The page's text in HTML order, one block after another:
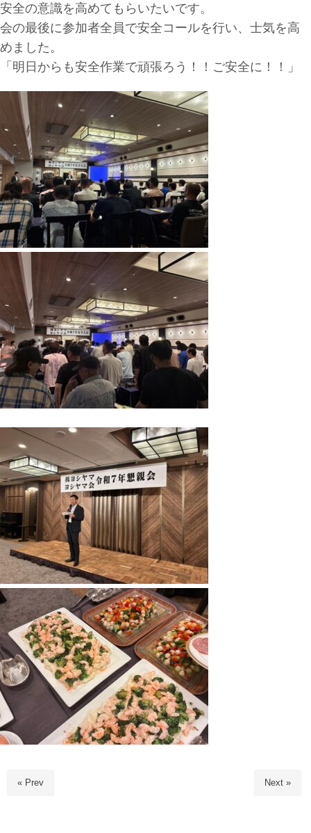
安全の意識を高めてもらいたいです。
会の最後に参加者全員で安全コールを行い、士気を高
めました。
「明日からも安全作業で頑張ろう！！ご安全に！！」
« Prev Next »